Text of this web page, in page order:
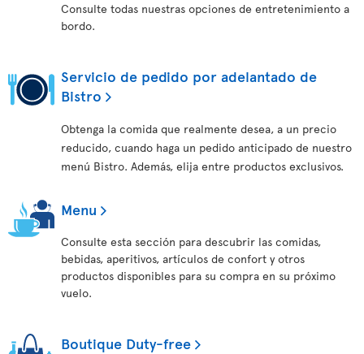
Consulte todas nuestras opciones de entretenimiento a
bordo.
Servicio de pedido por adelantado de
Bistro
Obtenga la comida que realmente desea, a un precio
reducido, cuando haga un pedido anticipado de nuestro
menú Bistro. Además, elija entre productos exclusivos.
Menu
Consulte esta sección para descubrir las comidas,
bebidas, aperitivos, artículos de confort y otros
productos disponibles para su compra en su próximo
vuelo.
Boutique Duty-free